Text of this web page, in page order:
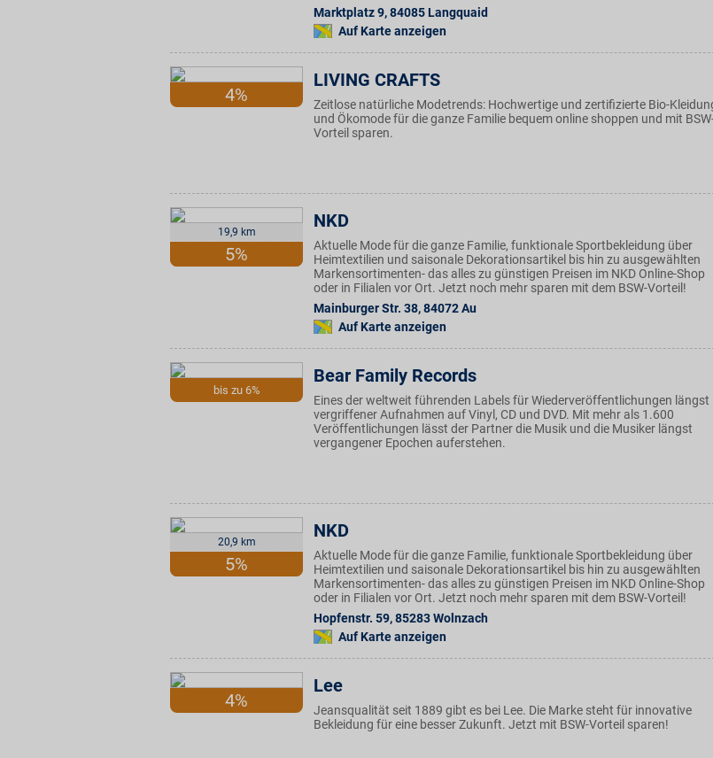
Marktplatz 9,84085 Langquaid
Auf Karte anzeigen
4%
LIVING CRAFTS
Zeitlose natürliche Modetrends: Hochwertige und zertifizierte Bio-
und Ökomode für die ganze Familie bequem online shoppen und mit
Vorteil sparen.
19,9 km
5%
NKD
Aktuelle Mode für die ganze Familie, funktionale Sportbekleidung über
Heimtextilien und saisonale Dekorationsartikel bis hin zu ausgewählten
Markensortimenten- das alles zu günstigen Preisen im NKD Online-Shop
oder in Filialen vor Ort. Jetzt noch mehr sparen mit dem BSW-Vorteil!
Mainburger Str. 38,84072Au
Auf Karte anzeigen
bis zu 6%
Bear Family Records
Eines der weltweit führenden Labels für Wiederveröffentlichungen längst
vergriffener Aufnahmen auf Vinyl, CD und DVD. Mit mehr als 1.600
Veröffentlichungen lässt der Partner die Musik und die Musiker längst
vergangener Epochen auferstehen.
20,9 km
5%
NKD
Aktuelle Mode für die ganze Familie, funktionale Sportbekleidung über
Heimtextilien und saisonale Dekorationsartikel bis hin zu ausgewählten
Markensortimenten- das alles zu günstigen Preisen im NKD Online-Shop
oder in Filialen vor Ort. Jetzt noch mehr sparen mit dem BSW-Vorteil!
Hopfenstr. 59,85283Wolnzach
Auf Karte anzeigen
4%
Lee
Jeansqualität seit 1889 gibt es bei Lee. Die Marke steht für innovative
Bekleidung für eine besser Zukunft. Jetzt mit BSW-Vorteil sparen!